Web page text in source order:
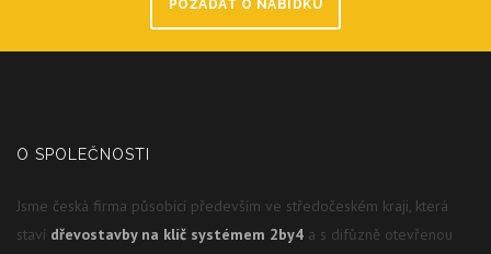
POŽÁDAT O NABÍDKU
O SPOLEČNOSTI
Jsme česká firma působící především ve středočeském kraji, která
staví dřevostavby na klíč systémem 2by4 a s difůzně otevřenou